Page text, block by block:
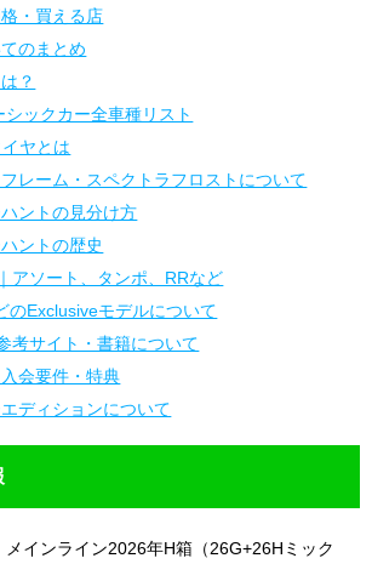
・買える店
のまとめ
？
シックカー全車種リスト
ヤとは
レーム・スペクトラフロストについて
ハントの見分け方
ントの歴史
アソート、タンポ、RRなど
のExclusiveモデルについて
考サイト・書籍について
会要件・特典
ディションについて
インライン2026年H箱（26G+26Hミック